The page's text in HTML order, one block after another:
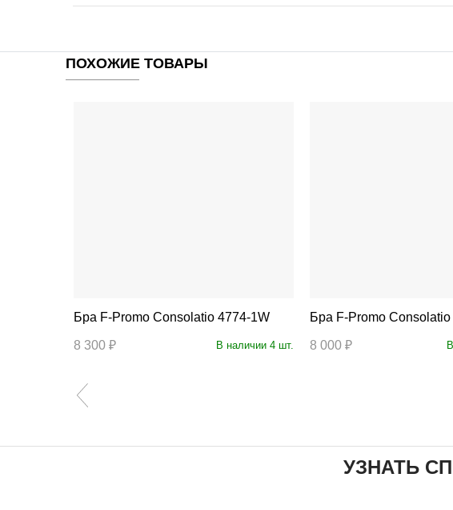
ПОХОЖИЕ ТОВАРЫ
Бра F-Promo Consolatio 4774-1W
8 300 ₽ В наличии 4 шт.
Бра F-Promo
8 000 ₽
УЗНАТЬ